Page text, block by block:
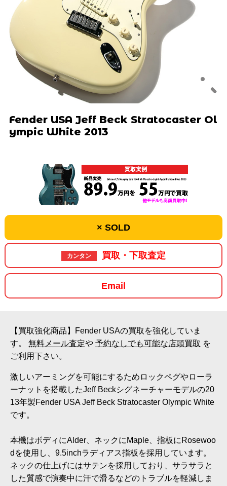
Fender USA Jeff Beck Stratocaster Ol
ympic White 2013
× SOLD
カンタン 買取・下取査定
Email
【買取強化商品】Fender USAの買取を強化していま
す。 無料メール査定や 予約なしでも可能な店頭買取 を
ご利用下さい。
激しいアーミングを可能にするためロックペグやローラ
ーナットを搭載したJeff Beckシグネーチャーモデルの20
13年製Fender USA Jeff Beck Stratocaster Olympic White
です。
本機はボディにAlder、ネックにMaple、指板にRosewoo
dを使用し、9.5inchラディアス指板を採用しています。
ネックの仕上げにはサテンを採用しており、サラサラと
した質感で演奏中に汗で滑るなどのトラブルを軽減しま